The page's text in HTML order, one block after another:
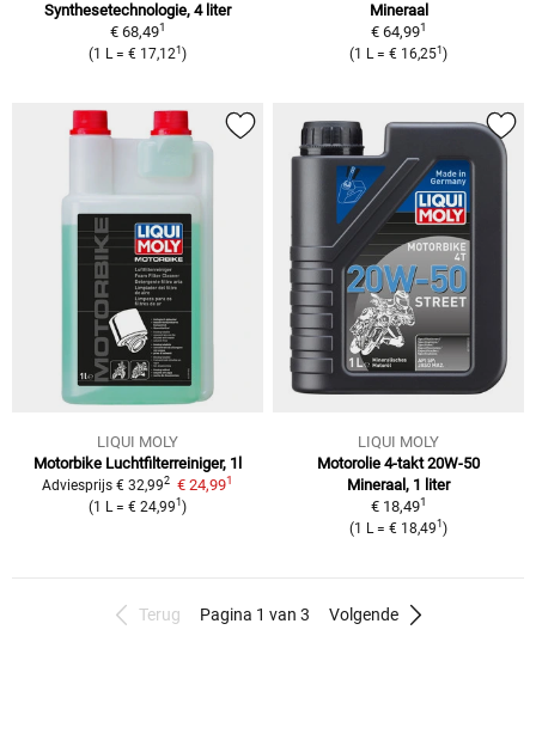
Synthesetechnologie, 4 liter
€ 68,491
(1 L= € 17,121 )
Mineraal
€ 64,991
(1 L= € 16,251 )
LIQUI MOLY
Motorbike Luchtfilterreiniger, 1l
Adviesprijs € 32,992 € 24,991
(1 L= € 24,991 )
LIQUI MOLY
Motorolie 4-takt 20W-50
Mineraal, 1 liter
€ 18,491
(1 L= € 18,491 )
Terug Pagina 1 van 3 Volgende